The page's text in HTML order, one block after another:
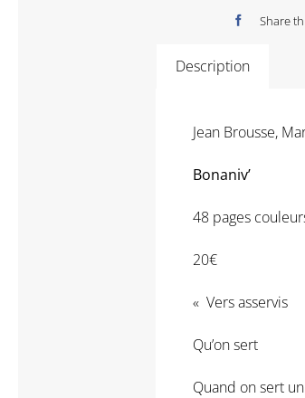
Share
Description
Jean Brousse,
Bonaniv’
48 pages
20€
« Vers asservis
Qu’on sert
Quand on sert